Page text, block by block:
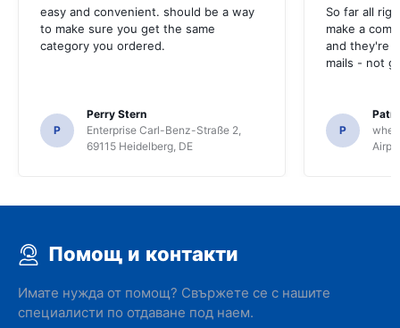
easy and convenient. should be a way
to make sure you get the same
category you ordered.
P
Perry Stern
Enterprise Carl-Benz-Straße 2,
69115 Heidelberg, DE
So far all
make a
and they're
mails - not
P
Помощ и контакти
Имате нужда от помощ? Свържете се с нашите
специалисти по отдаване под наем.